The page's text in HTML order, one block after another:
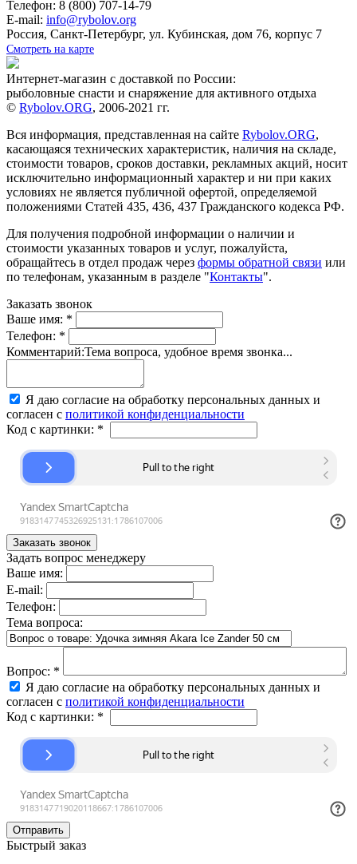
Телефон: 8 (800) 707-14-79
E-mail: info@rybolov.org
Россия, Санкт-Петербург, ул. Кубинская, дом 76, корпус 7
Смотреть на карте
Интернет-магазин с доставкой по России:
рыболовные снасти и снаряжение для активного отдыха
© Rybolov.ORG, 2006-2021 гг.
Вся информация, представленная на сайте Rybolov.ORG,
касающаяся технических характеристик, наличия на складе,
стоимости товаров, сроков доставки, рекламных акций, носит
исключительно информационный характер и ни при каких
условиях не является публичной офертой, определяемой
положениями Статей 435, 436, 437 Гражданского кодекса РФ.
Для получения подробной информации о наличии и
стоимости указанных товаров и услуг, пожалуйста,
обращайтесь в отдел продаж через формы обратной связи или
по телефонам, указанным в разделе "Контакты".
Заказать звонок
Ваше имя: *
Телефон: *
Комментарий:Тема вопроса, удобное время звонка...
Я даю согласие на обработку персональных данных и
согласен с политикой конфиденциальности
Код с картинки: *
Задать вопрос менеджеру
Ваше имя:
E-mail:
Телефон:
Тема вопроса:
Вопрос: *
Я даю согласие на обработку персональных данных и
согласен с политикой конфиденциальности
Код с картинки: *
Быстрый заказ